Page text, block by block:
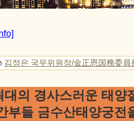
김정은 국무위원장/金正恩国務委員
대의 경사스러운 태양
부들 금수산태양궁전